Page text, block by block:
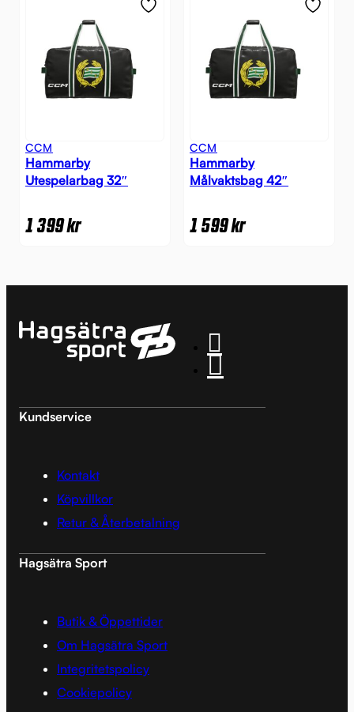
CCM
Hammarby
Utespelarbag 32″
1 399kr
CCM
Hammarby
Målvaktsbag 42″
1 599kr
Kundservice
Kontakt
Köpvillkor
Retur & Återbetalning
Hagsätra Sport
Butik & Öppettider
Om Hagsätra Sport
Integritetspolicy
Cookiepolicy